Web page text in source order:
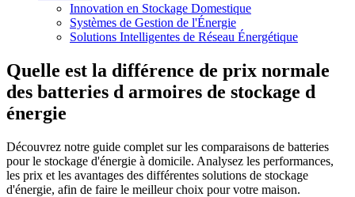
Innovation en Stockage Domestique
Systèmes de Gestion de l'Énergie
Solutions Intelligentes de Réseau Énergétique
Quelle est la différence de prix normale
des batteries d armoires de stockage d
énergie
Découvrez notre guide complet sur les comparaisons de batteries
pour le stockage d'énergie à domicile. Analysez les performances,
les prix et les avantages des différentes solutions de stockage
d'énergie, afin de faire le meilleur choix pour votre maison.